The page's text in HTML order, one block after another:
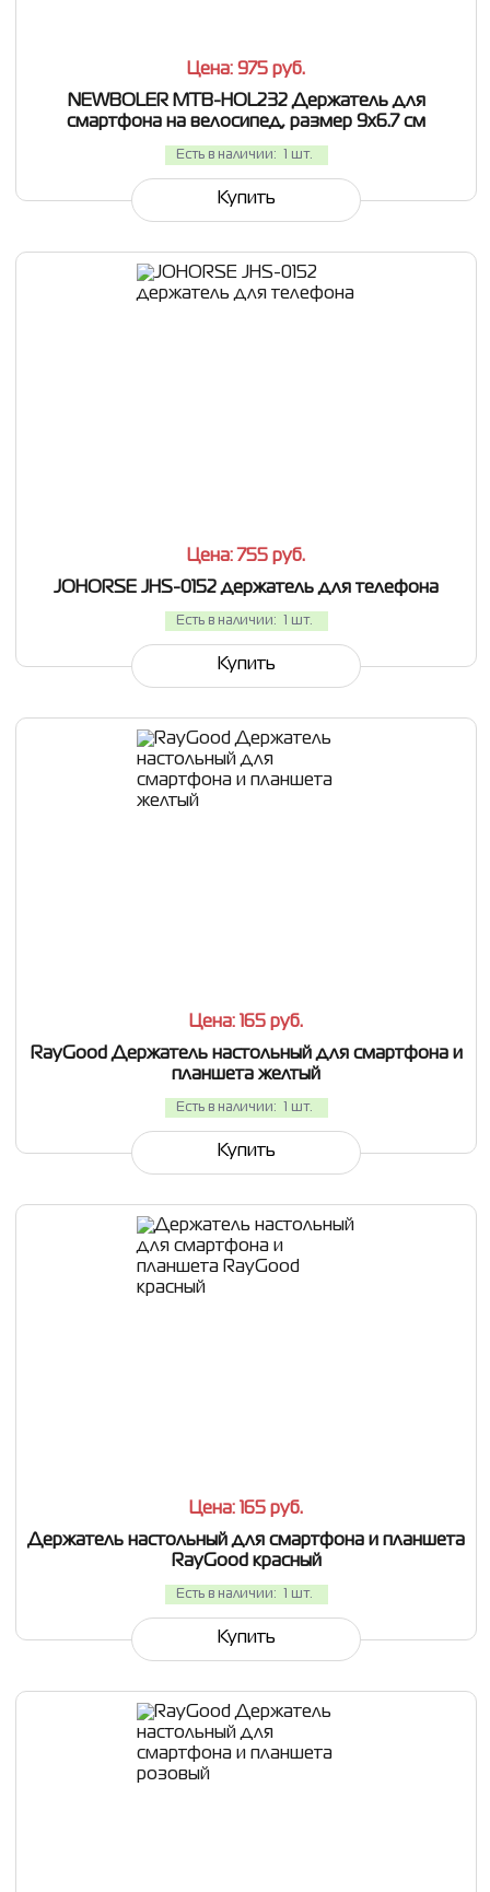
Цена: 975 руб.
NEWBOLER MTB-HOL232 Держатель для
смартфона на велосипед, размер 9x6.7 см
Есть в наличии: 1 шт.
Купить
Цена: 755 руб.
JOHORSE JHS-0152 держатель для телефона
Есть в наличии: 1 шт.
Купить
Цена: 165 руб.
RayGood Держатель настольный для смартфона и
планшета желтый
Есть в наличии: 1 шт.
Купить
Цена: 165 руб.
Держатель настольный для смартфона и планшета
RayGood красный
Есть в наличии: 1 шт.
Купить